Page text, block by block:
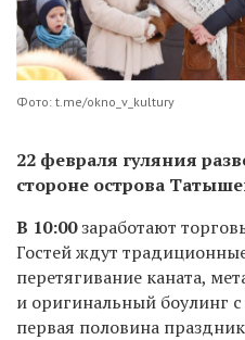
Фото: t.me/okno_v_kultury
22 февраля гуляния
стороне острова
В 10:00заработают
Гостей ждут
перетягивание каната,
и оригинальный боулинг
первая половина